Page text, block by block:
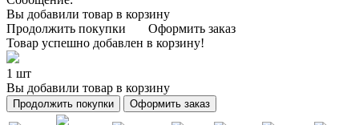
Вы добавили товар в корзину
Продолжить покупки
Оформить заказ
Товар успешно добавлен в корзину!
1 шт
Вы добавили товар в корзину
Продолжить покупки Оформить заказ